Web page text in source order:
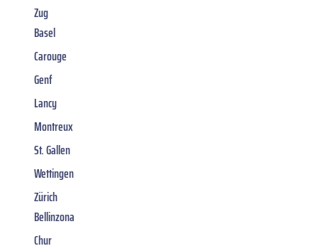
Zug
Basel
Carouge
Genf
Lancy
Montreux
St. Gallen
Wettingen
Zürich
Bellinzona
Chur